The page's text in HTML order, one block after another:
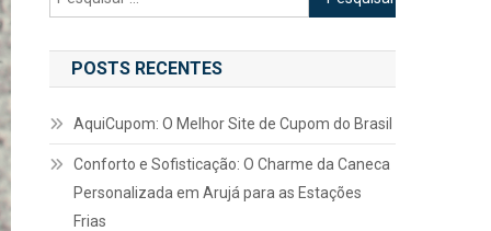
por:
POSTS RECENTES
AquiCupom: O Melhor Site de Cupom do Brasil
Conforto e Sofisticação: O Charme da Caneca
Personalizada em Arujá para as Estações
Frias